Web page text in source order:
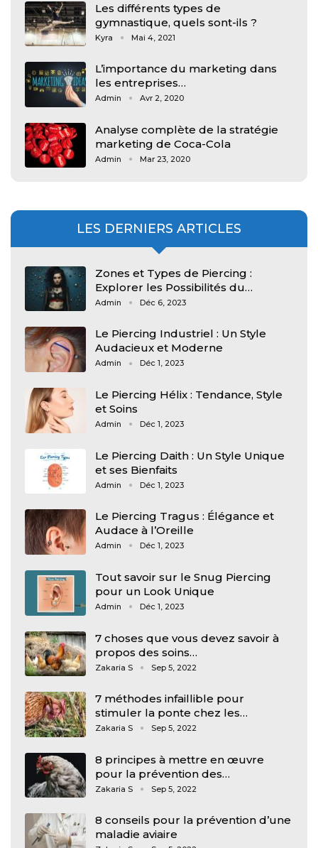
Les différents types de
gymnastique, quels sont-ils ?
Kyra Mai 4, 2021
L’importance du marketing dans
les entreprises…
Admin Avr 2, 2020
Analyse complète de la stratégie
marketing de Coca-Cola
Admin Mar 23, 2020
LES DERNIERS ARTICLES
Zones et Types de Piercing :
Explorer les Possibilités du…
Admin Déc 6, 2023
Le Piercing Industriel : Un Style
Audacieux et Moderne
Admin Déc 1, 2023
Le Piercing Hélix : Tendance, Style
et Soins
Admin Déc 1, 2023
Le Piercing Daith : Un Style Unique
et ses Bienfaits
Admin Déc 1, 2023
Le Piercing Tragus : Élégance et
Audace à l’Oreille
Admin Déc 1, 2023
Tout savoir sur le Snug Piercing
pour un Look Unique
Admin Déc 1, 2023
7 choses que vous devez savoir à
propos des soins…
Zakaria S Sep 5, 2022
7 méthodes infaillible pour
stimuler la ponte chez les…
Zakaria S Sep 5, 2022
8 principes à mettre en œuvre
pour la prévention des…
Zakaria S Sep 5, 2022
8 conseils pour la prévention d’une
maladie aviaire